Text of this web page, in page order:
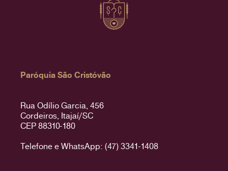
Paróquia São Cristóvão
Rua Odílio Garcia, 456
Cordeiros, Itajaí/SC
CEP 88310-180
Telefone e WhatsApp: (47) 3341-1408